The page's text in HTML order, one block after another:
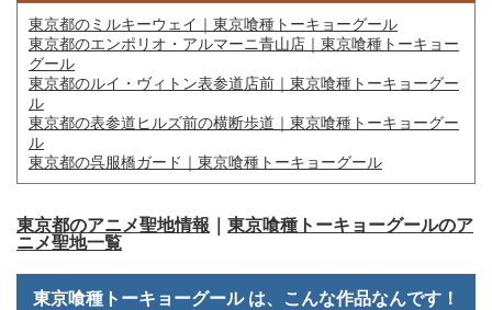
東京都のミルキーウェイ｜東京喰種トーキョーグール
東京都のエンポリオ・アルマーニ青山店｜東京喰種トーキョー
グール
東京都のルイ・ヴィトン表参道店前｜東京喰種トーキョーグー
ル
東京都の表参道ヒルズ前の横断歩道｜東京喰種トーキョーグー
ル
東京都の呉服橋ガード｜東京喰種トーキョーグール
東京都のアニメ聖地情報
東京喰種トーキョーグールのア
ニメ聖地一覧
東京喰種トーキョーグール は、こんな作品なんです！